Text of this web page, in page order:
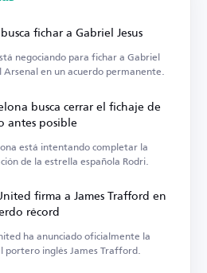
fichar a Gabriel Jesus
negociando para fichar a Gabriel
Arsenal en un acuerdo permanente.
busca cerrar el fichaje de
antes posible
está intentando completar la
de la estrella española Rodri.
firma a James Trafford en
récord
ha anunciado oficialmente la
portero inglés James Trafford.